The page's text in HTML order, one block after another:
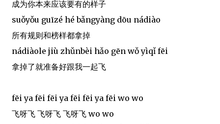
成为你本来应该要有的样子
suǒyǒu guīzé hé bǎngyàng dōu nádiào
所有规则和榜样都拿掉
nádiàole jiù zhǔnbèi hǎo gēn wǒ yìqǐ fēi
拿掉了就准备好跟我一起飞
fēi ya fēi fēi ya fēi fēi ya fēi wo wo
飞呀飞 飞呀飞 飞呀飞 wo wo